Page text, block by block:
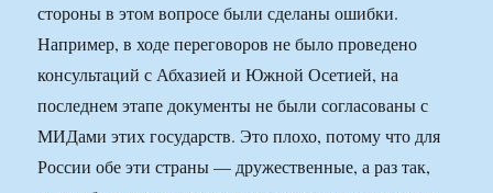
стороны в этом вопросе были сделаны ошибки.
Например, в ходе переговоров не было проведено
консультаций с Абхазией и Южной Осетией, на
последнем этапе документы не были согласованы с
МИДами этих государств. Это плохо, потому что для
России обе эти страны — дружественные, а раз так,